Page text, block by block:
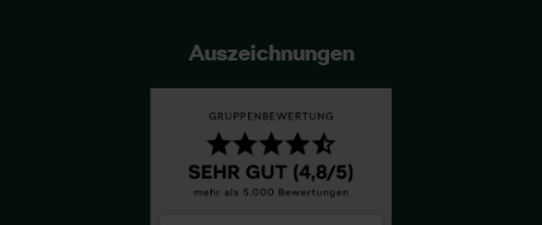
Auszeichnungen